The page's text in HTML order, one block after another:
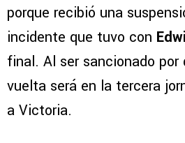
porque recibió una
incidente que tuvo con
final. Al ser sancionado por
vuelta será en la tercera
a Victoria.